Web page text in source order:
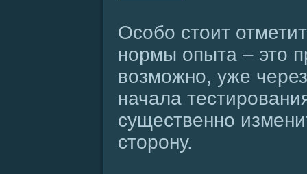
Особо стоит
нормы опыта – это
возможно, уже
начала
существенно
сторону.